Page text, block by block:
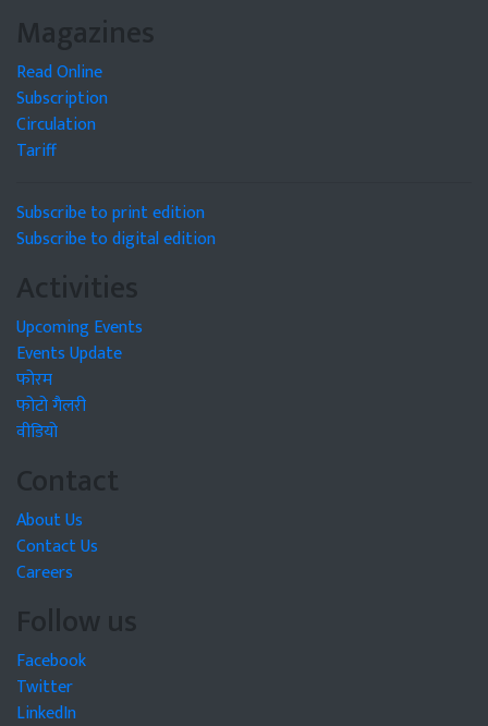
Magazines
Read Online
Subscription
Circulation
Tariff
Subscribe to print edition
Subscribe to digital edition
Activities
Upcoming Events
Events Update
फोरम
फोटो गैलरी
वीडियो
Contact
About Us
Contact Us
Careers
Follow us
Facebook
Twitter
LinkedIn